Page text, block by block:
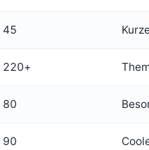
45
220+
80
90